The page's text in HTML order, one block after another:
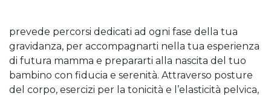
prevede percorsi dedicati ad ogni fase della tua
gravidanza, per accompagnarti nella tua esperienza
di futura mamma e prepararti alla nascita del tuo
bambino con fiducia e serenità. Attraverso posture
del corpo, esercizi per la tonicità e l’elasticità pelvica,